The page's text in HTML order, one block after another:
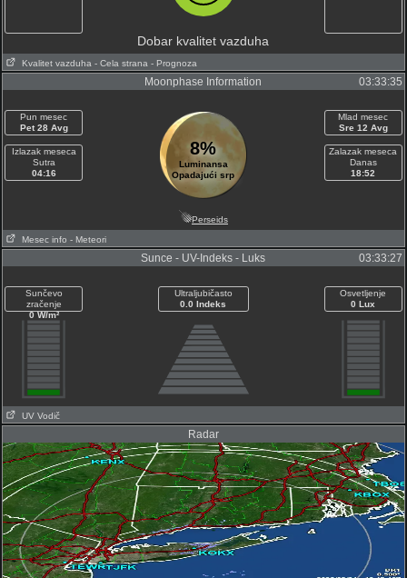
Dobar kvalitet vazduha
Kvalitet vazduha - Cela strana - Prognoza
Moonphase Information 03:33:35
Pun mesec
Pet 28 Avg
Izlazak meseca
Sutra
04:16
8%
Luminansa
Opadajući srp
Mlad mesec
Sre 12 Avg
Zalazak meseca
Danas
18:52
Perseids
Mesec info - Meteori
Sunce - UV-Indeks - Luks 03:33:27
Sunčevo
zračenje
0 W/m²
Ultraljubičasto
0.0 Indeks
Osvetljenje
0 Lux
UV Vodič
Radar